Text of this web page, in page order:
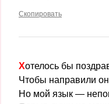
Скопировать
Хотелось бы
Чтобы направили
Но мой язык —